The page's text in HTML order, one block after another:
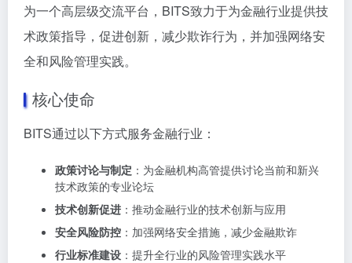
为一个高层级交流平台，BITS致力于为金融行业提供技
术政策指导，促进创新，减少欺诈行为，并加强网络安
全和风险管理实践。
核心使命
BITS通过以下方式服务金融行业：
政策讨论与制定 ：为金融机构高管提供讨论当前和新兴
技术政策的专业论坛
技术创新促进 ：推动金融行业的技术创新与应用
安全风险防控 ：加强网络安全措施，减少金融欺诈
行业标准建设 ：提升全行业的风险管理实践水平